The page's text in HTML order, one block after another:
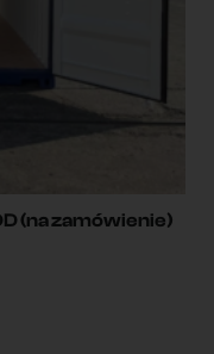
(na zamówienie)